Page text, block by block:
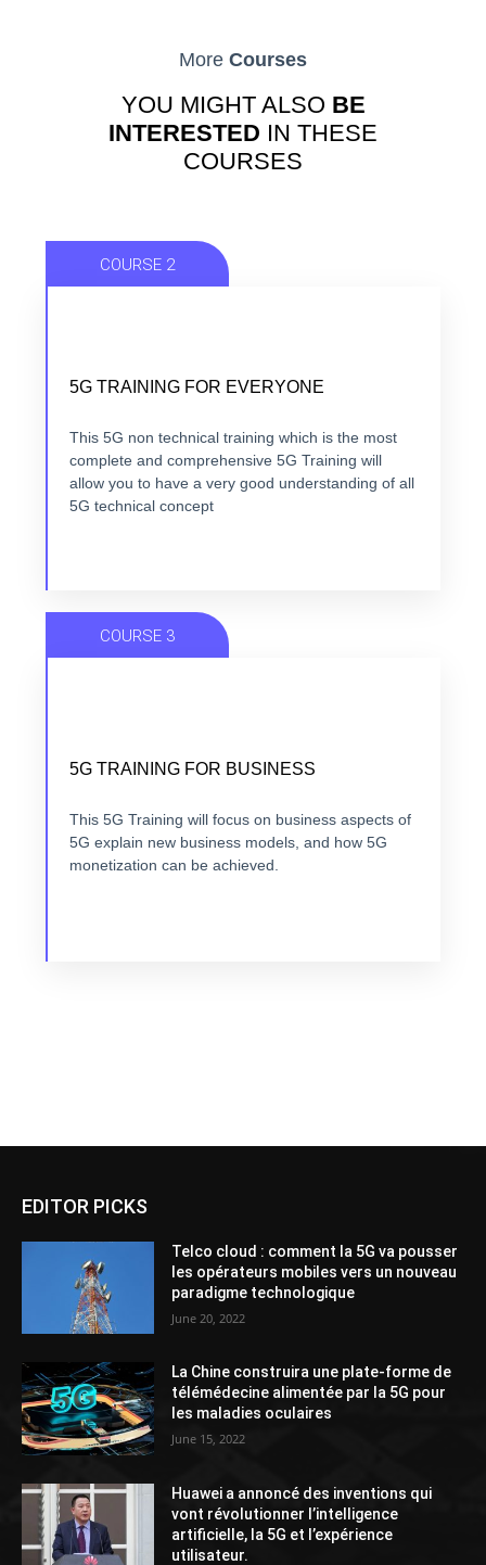
More Courses
YOU MIGHT ALSO BE
INTERESTED IN THESE
COURSES
COURSE 2
5G TRAINING FOR EVERYONE
This 5G non technical training which is the most
complete and comprehensive 5G Training will
allow you to have a very good understanding of all
5G technical concept
EVERYONE TRAINED.
5 modules +5 hours + ebook+ Quizz + Certification
VIEW COURSE
COURSE 3
5G TRAINING FOR BUSINESS
This 5G Training will focus on business aspects of
5G explain new business models, and how 5G
monetization can be achieved.
CASE
VIEW COURSE
EDITOR PICKS
Telco cloud : comment la 5G va pousser
les opérateurs mobiles vers un nouveau
paradigme technologique
June 20, 2022
La Chine construira une plate-forme de
télémédecine alimentée par la 5G pour
les maladies oculaires
June 15, 2022
Huawei a annoncé des inventions qui
vont révolutionner l’intelligence
artificielle, la 5G et l’expérience
utilisateur.